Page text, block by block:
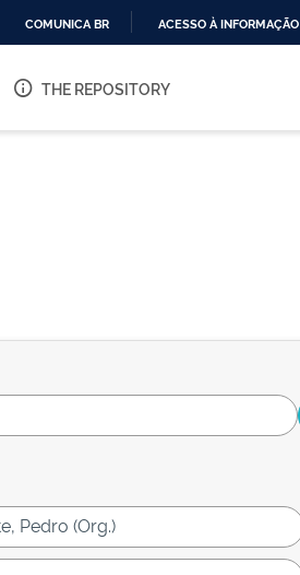
O
COMUNICA BR ACESSO À INFORMAÇÃO
THE REPOSITORY